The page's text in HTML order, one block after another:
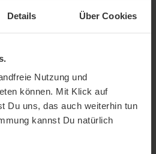
Details Über Cookies
Nutzung und
können. Mit Klick auf
Du uns, das auch weiterhin tun
kannst Du natürlich
Rezepte warten auf
TCM abgestimmt.
Kur immer passende Rezepte